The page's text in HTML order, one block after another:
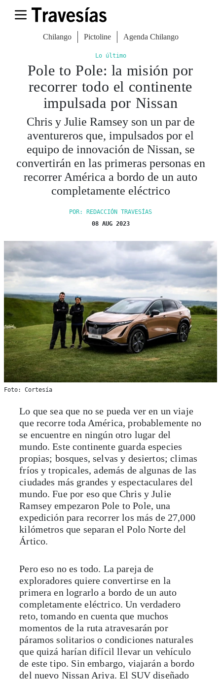
Chilango Pictoline Agenda Chilango
Lo último
Pole to Pole: la misión por
recorrer todo el continente
impulsada por Nissan
Chris y Julie Ramsey son un par de
aventureros que, impulsados por el
equipo de innovación de Nissan, se
convertirán en las primeras personas en
recorrer América a bordo de un auto
completamente eléctrico
POR: REDACCIÓN TRAVESÍAS
08 AUG 2023
Foto: Cortesía
Lo que sea que no se pueda ver en un viaje
que recorre toda América, probablemente no
se encuentre en ningún otro lugar del
mundo. Este continente guarda especies
propias; bosques, selvas y desiertos; climas
fríos y tropicales, además de algunas de las
ciudades más grandes y espectaculares del
mundo. Fue por eso que Chris y Julie
Ramsey empezaron Pole to Pole, una
expedición para recorrer los más de 27,000
kilómetros que separan el Polo Norte del
Ártico.
Pero eso no es todo. La pareja de
exploradores quiere convertirse en la
primera en lograrlo a bordo de un auto
completamente eléctrico. Un verdadero
reto, tomando en cuenta que muchos
momentos de la ruta atravesarán por
páramos solitarios o condiciones naturales
que quizá harían difícil llevar un vehículo
de este tipo. Sin embargo, viajarán a bordo
del nuevo Nissan Ariya. El SUV diseñado